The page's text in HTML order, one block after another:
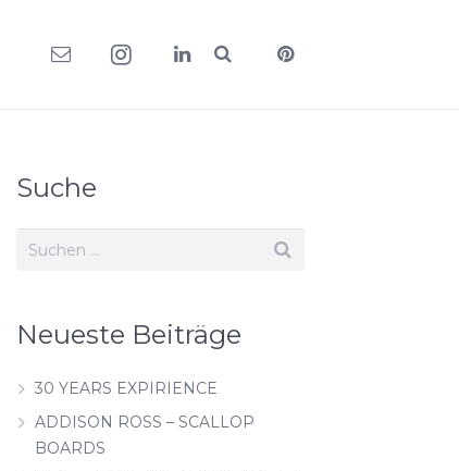
Suche
Neueste Beiträge
30 YEARS EXPIRIENCE
ADDISON ROSS – SCALLOP
BOARDS